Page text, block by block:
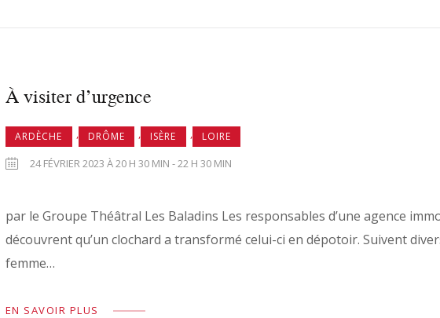
À visiter d’urgence
ARDÈCHE , DRÔME , ISÈRE , LOIRE
24 FÉVRIER 2023 À 20 H 30 MIN - 22 H 30 MIN
par le Groupe Théâtral Les Baladins Les responsables d’une agence
découvrent qu’un clochard a transformé celui-ci en dépotoir. Suivent
femme…
EN SAVOIR PLUS